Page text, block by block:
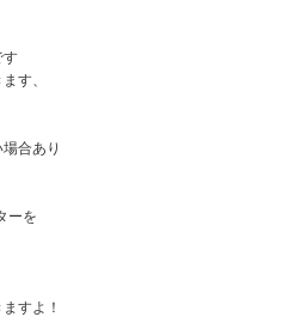
す
す、
合あり
ーを
すよ！